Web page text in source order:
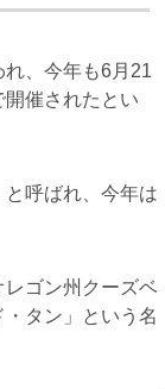
れ、今年も6月21
催されたとい
と呼ばれ、今年は
ゴン州クーズベ
タン」という名